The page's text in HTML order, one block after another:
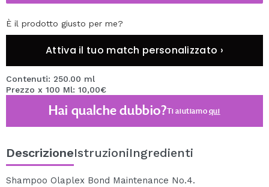
È il prodotto giusto per me?
Attiva il tuo match personalizzato ›
Contenuti: 250.00 ml
Prezzo x 100 Ml: 10,00€
Hai qualche dubbio?Ti aiutiamoqui
DescrizioneIstruzioniIngredienti
Shampoo Olaplex Bond Maintenance No.4.